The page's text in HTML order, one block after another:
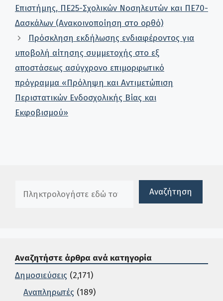
Επιστήμης, ΠΕ25-Σχολικών Νοσηλευτών και ΠΕ70-
Δασκάλων (Ανακοινοποίηση στο ορθό)
Πρόσκληση εκδήλωσης ενδιαφέροντος για
υποβολή αίτησης συμμετοχής στο εξ
αποστάσεως ασύγχρονο επιμορφωτικό
πρόγραμμα «Πρόληψη και Αντιμετώπιση
Περιστατικών Ενδοσχολικής Βίας και
Εκφοβισμού»
Αναζήτηση
Αναζητήστε άρθρα ανά κατηγορία
Δημοσιεύσεις (2,171)
Αναπληρωτές (189)